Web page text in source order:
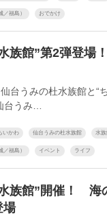
福島） おでかけ
族館”第2弾登
台うみの杜水族館と“
台うみ…
いかわ 仙台うみの杜水族館 水族
福島） イベント ライフ
族館”開催！ 海
場